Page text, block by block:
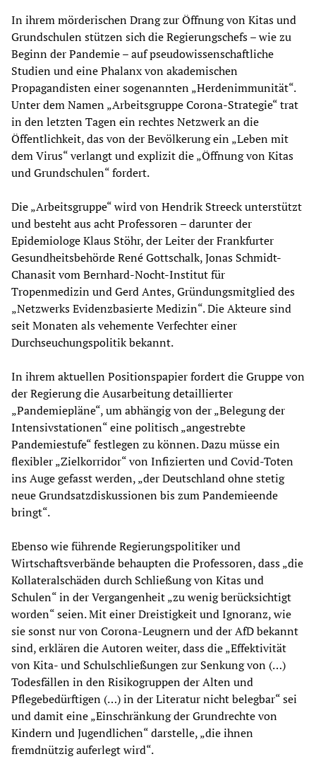
In ihrem mörderischen Drang zur Öffnung von Kitas und
Grundschulen stützen sich die Regierungschefs – wie zu
Beginn der Pandemie – auf pseudowissenschaftliche
Studien und eine Phalanx von akademischen
Propagandisten einer sogenannten „Herdenimmunität“.
Unter dem Namen „Arbeitsgruppe Corona-Strategie“ trat
in den letzten Tagen ein rechtes Netzwerk an die
Öffentlichkeit, das von der Bevölkerung ein „Leben mit
dem Virus“ verlangt und explizit die „Öffnung von Kitas
und Grundschulen“ fordert.
Die „Arbeitsgruppe“ wird von Hendrik Streeck unterstützt
und besteht aus acht Professoren – darunter der
Epidemiologe Klaus Stöhr, der Leiter der Frankfurter
Gesundheitsbehörde René Gottschalk, Jonas Schmidt-
Chanasit vom Bernhard-Nocht-Institut für
Tropenmedizin und Gerd Antes, Gründungsmitglied des
„Netzwerks Evidenzbasierte Medizin“. Die Akteure sind
seit Monaten als vehemente Verfechter einer
Durchseuchungspolitik bekannt.
In ihrem aktuellen Positionspapier fordert die Gruppe von
der Regierung die Ausarbeitung detaillierter
„Pandemiepläne“, um abhängig von der „Belegung der
Intensivstationen“ eine politisch „angestrebte
Pandemiestufe“ festlegen zu können. Dazu müsse ein
flexibler „Zielkorridor“ von Infizierten und Covid-Toten
ins Auge gefasst werden, „der Deutschland ohne stetig
neue Grundsatzdiskussionen bis zum Pandemieende
bringt“.
Ebenso wie führende Regierungspolitiker und
Wirtschaftsverbände behaupten die Professoren, dass „die
Kollateralschäden durch Schließung von Kitas und
Schulen“ in der Vergangenheit „zu wenig berücksichtigt
worden“ seien. Mit einer Dreistigkeit und Ignoranz, wie
sie sonst nur von Corona-Leugnern und der AfD bekannt
sind, erklären die Autoren weiter, dass die „Effektivität
von Kita- und Schulschließungen zur Senkung von (…)
Todesfällen in den Risikogruppen der Alten und
Pflegebedürftigen (…) in der Literatur nicht belegbar“ sei
und damit eine „Einschränkung der Grundrechte von
Kindern und Jugendlichen“ darstelle, „die ihnen
fremdnützig auferlegt wird“.